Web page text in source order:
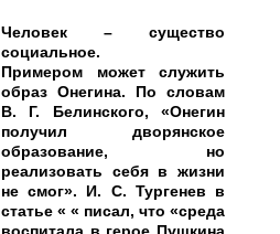
Человек – существо
социальное.
Примером может служить
образ Онегина. По словам
В. Г. Белинского, «Онегин
получил дворянское
образование, но
реализовать себя в жизни
не смог». И. С. Тургенев в
статье « « писал, что «среда